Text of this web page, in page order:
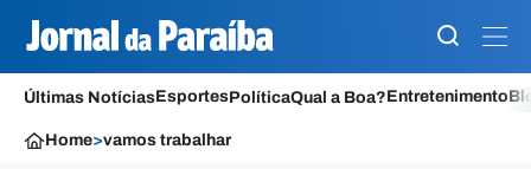
Últimas NotíciasEsportesPolíticaQual a Boa?Entretenimento
Home>vamos trabalhar